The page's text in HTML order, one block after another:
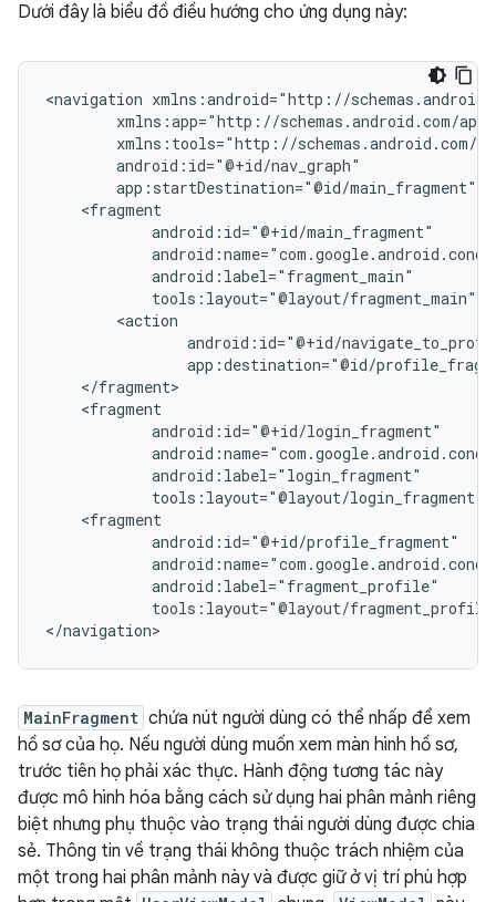
Dưới đây là biểu đồ điều hướng cho ứng dụng này:
<navigation
tools:layout="@layout/
MainFragment chứa nút người dùng có thể nhấp để xem
hồ sơ của họ. Nếu người dùng muốn xem màn hình hồ sơ,
trước tiên họ phải xác thực. Hành động tương tác này
được mô hình hóa bằng cách sử dụng hai phân mảnh riêng
biệt nhưng phụ thuộc vào trạng thái người dùng được chia
sẻ. Thông tin về trạng thái không thuộc trách nhiệm của
một trong hai phân mảnh này và được giữ ở vị trí phù hợp